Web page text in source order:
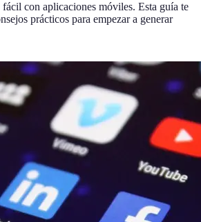
con aplicaciones móviles. Esta guía te
prácticos para empezar a generar